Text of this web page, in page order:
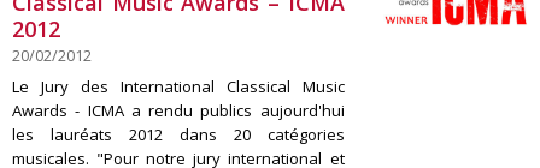
2012
20/02/2012
Le Jury des International Classical Music
Awards - ICMA a rendu publics aujourd'hui
les lauréats 2012 dans 20 catégories
musicales. "Pour notre jury international et